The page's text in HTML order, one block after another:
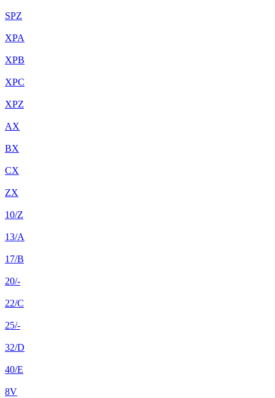
SPZ
XPA
XPB
XPC
XPZ
AX
BX
CX
ZX
10/Z
13/A
17/B
20/-
22/C
25/-
32/D
40/E
8V